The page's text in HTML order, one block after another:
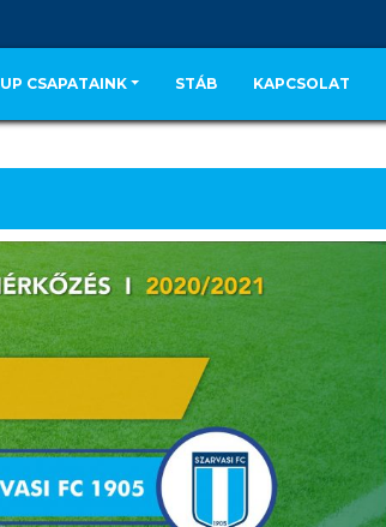
UP CSAPATAINK STÁB KAPCSOLAT